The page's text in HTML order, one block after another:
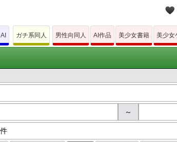
ガチ系同人 男性向同人 AI作品 美少女書籍 美少女
～